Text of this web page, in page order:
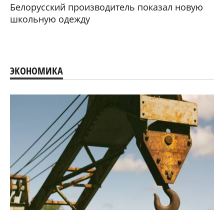
Белорусский производитель показал новую
школьную одежду
ЭКОНОМИКА